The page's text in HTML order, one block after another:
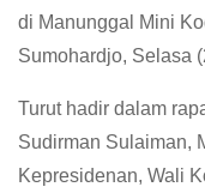
di Manunggal Mini
Sumohardjo, Selasa
Turut hadir dalam
Sudirman Sulaiman,
Kepresidenan, Wali